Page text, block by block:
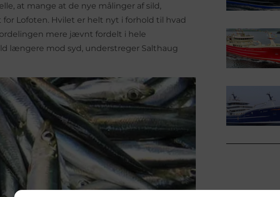
at mange at de nye målinger af sild,
Lofoten. Hvilet er helt nyt i forhold til hvad
mere jævnt fordelt i hele
længere mod syd, understreger Salthaug